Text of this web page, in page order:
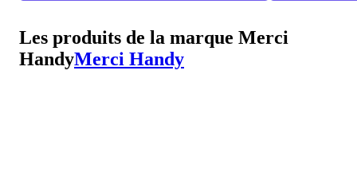
Les produits de la marque Merci
HandyMerci Handy